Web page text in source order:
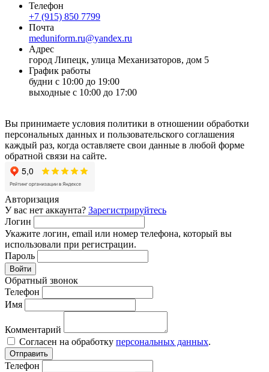
Телефон
+7 (915) 850 7799
Почта
meduniform.ru@yandex.ru
Адрес
город Липецк, улица Механизаторов, дом 5
График работы
будни с 10:00 до 19:00
выходные с 10:00 до 17:00
Вы принимаете условия политики в отношении обработки
персональных данных и пользовательского соглашения
каждый раз, когда оставляете свои данные в любой форме
обратной связи на сайте.
Авторизация
У вас нет аккаунта? Зарегистрируйтесь
Логин
Укажите логин, email или номер телефона, который вы
использовали при регистрации.
Пароль
Войти
Обратный звонок
Телефон
Имя
Комментарий
Согласен на обработку персональных данных.
Отправить
Телефон